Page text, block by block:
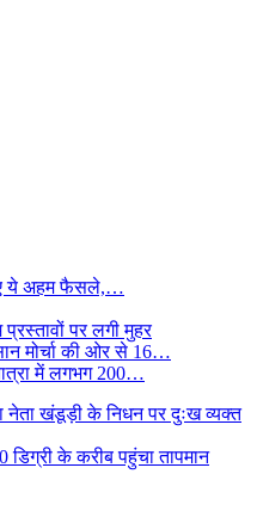
ये अहम फैसले,…
पर लगी मुहर
मोर्चा की ओर से 16…
में लगभग 200…
नेता खंडूड़ी के निधन पर दुःख व्यक्त
डिग्री के करीब पहुंचा तापमान